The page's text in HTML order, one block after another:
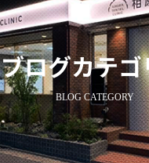
ブログカテゴ
BLOG CATEGORY